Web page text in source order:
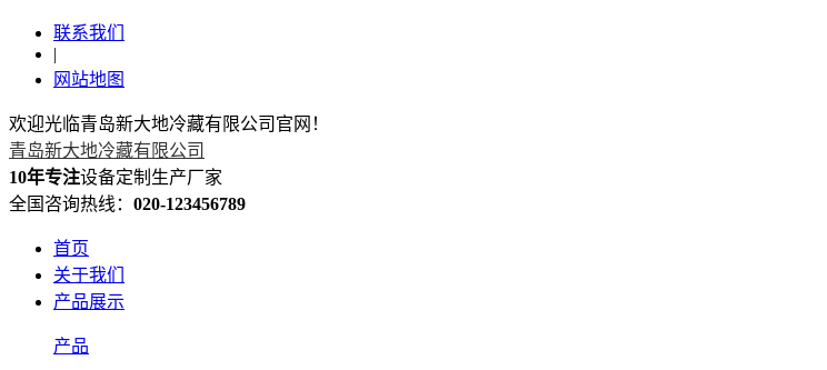
联系我们
|
网站地图
欢迎光临青岛新大地冷藏有限公司官网！
青岛新大地冷藏有限公司
10年专注设备定制生产厂家
全国咨询热线： 020-123456789
首页
关于我们
产品展示
产品